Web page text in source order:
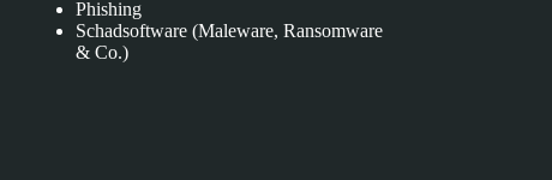
Phishing
Schadsoftware (Maleware, Ransomware
& Co.)